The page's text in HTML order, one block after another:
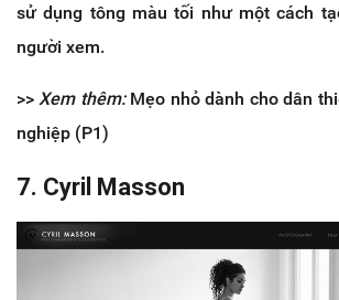
sử dụng tông màu tối như một cách
người xem.
>>Xem thêm:Mẹo nhỏ dành cho dân
nghiệp (P1)
7. Cyril Masson